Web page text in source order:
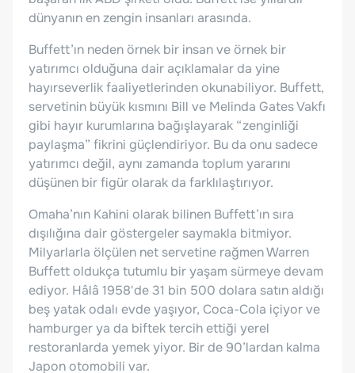
dünyanın en zengin insanları arasında.
Buffett’ın neden örnek bir insan ve örnek bir
yatırımcı olduğuna dair açıklamalar da yine
hayırseverlik faaliyetlerinden okunabiliyor. Buffett,
servetinin büyük kısmını Bill ve Melinda Gates Vakfı
gibi hayır kurumlarına bağışlayarak “zenginliği
paylaşma” fikrini güçlendiriyor. Bu da onu sadece
yatırımcı değil, aynı zamanda toplum yararını
düşünen bir figür olarak da farklılaştırıyor.
Omaha’nın Kahini olarak bilinen Buffett’ın sıra
dışılığına dair göstergeler saymakla bitmiyor.
Milyarlarla ölçülen net servetine rağmen Warren
Buffett oldukça tutumlu bir yaşam sürmeye devam
ediyor. Hâlâ 1958'de 31 bin 500 dolara satın aldığı
beş yatak odalı evde yaşıyor, Coca-Cola içiyor ve
hamburger ya da biftek tercih ettiği yerel
restoranlarda yemek yiyor. Bir de 90’lardan kalma
Japon otomobili var.